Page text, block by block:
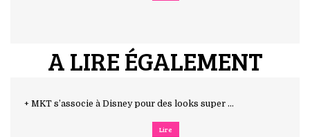
A LIRE ÉGALEMENT
+ MKT s’associe à Disney pour des looks super ...
Lire